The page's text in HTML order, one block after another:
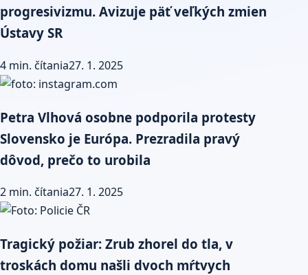
progresivizmu. Avizuje päť veľkých zmien
Ústavy SR
4 min. čítania27. 1. 2025
Petra Vlhová osobne podporila protesty
Slovensko je Európa. Prezradila pravý
dôvod, prečo to urobila
2 min. čítania27. 1. 2025
Tragický požiar: Zrub zhorel do tla, v
troskách domu našli dvoch mŕtvych